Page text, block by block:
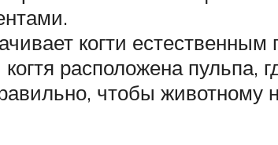
когти
расположена
чтобы животному